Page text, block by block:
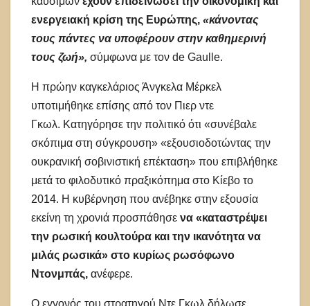
ενεργειακή κρίση της Ευρώπης, «κάνοντας
τους πάντες να υποφέρουν στην καθημερινή
τους ζωή», σύμφωνα με τον de Gaulle.
Η πρώην καγκελάριος Άνγκελα Μέρκελ
υποτιμήθηκε επίσης από τον Πιερ ντε
Γκωλ. Κατηγόρησε την πολιτικό ότι «συνέβαλε
σκόπιμα στη σύγκρουση» «εξουσιοδοτώντας την
ουκρανική σοβινιστική επέκταση» που επιβλήθηκε
μετά το φιλοδυτικό πραξικόπημα στο Κίεβο το
2014. Η κυβέρνηση που ανέβηκε στην εξουσία
εκείνη τη χρονιά προσπάθησε να «καταστρέψει
την ρωσική κουλτούρα και την ικανότητα να
μιλάς ρωσικά» στο κυρίως ρωσόφωνο
Ντονμπάς, ανέφερε.